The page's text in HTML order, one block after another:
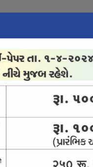
ઈ-પેપર